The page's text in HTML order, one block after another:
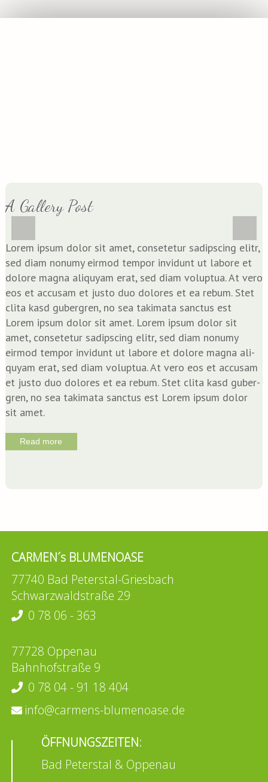
A Gallery Post
Lorem ipsum dolor sit amet, con­sete­tur sadipscing elitr,
sed diam nonumy eirm­od tem­por invidunt ut labo­re et
dolo­re magna ali­quyam erat, sed diam volup­tua. At vero
eos et accu­sam et jus­to duo dolo­res et ea rebum. Stet
cli­ta kasd guber­gren, no sea taki­ma­ta sanc­tus est
Lorem ipsum dolor sit amet. Lorem ipsum dolor sit
amet, con­sete­tur sadipscing elitr, sed diam nonumy
eirm­od tem­por invidunt ut labo­re et dolo­re magna ali­
quyam erat, sed diam volup­tua. At vero eos et accu­sam
et jus­to duo dolo­res et ea rebum. Stet cli­ta kasd guber­
gren, no sea taki­ma­ta sanc­tus est Lorem ipsum dolor
sit amet.
Read more
CARMEN´s BLUMENOASE
77740 Bad Peterstal-Griesbach
Schwarzwaldstraße 29
0 78 06 - 363
77728 Oppenau
Bahnhofstraße 9
0 78 04 - 91 18 404
info@carmens-blumenoase.de
ÖFFNUNGSZEITEN:
Bad Peterstal & Oppenau